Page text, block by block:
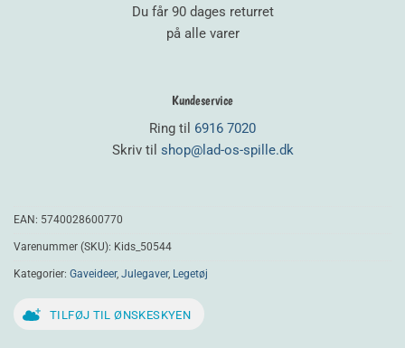
Du får 90 dages returret
på alle varer
Kundeservice
Ring til 6916 7020
Skriv til shop@lad-os-spille.dk
EAN: 5740028600770
Varenummer (SKU): Kids_50544
Kategorier: Gaveideer, Julegaver, Legetøj
TILFØJ TIL ØNSKESKYEN